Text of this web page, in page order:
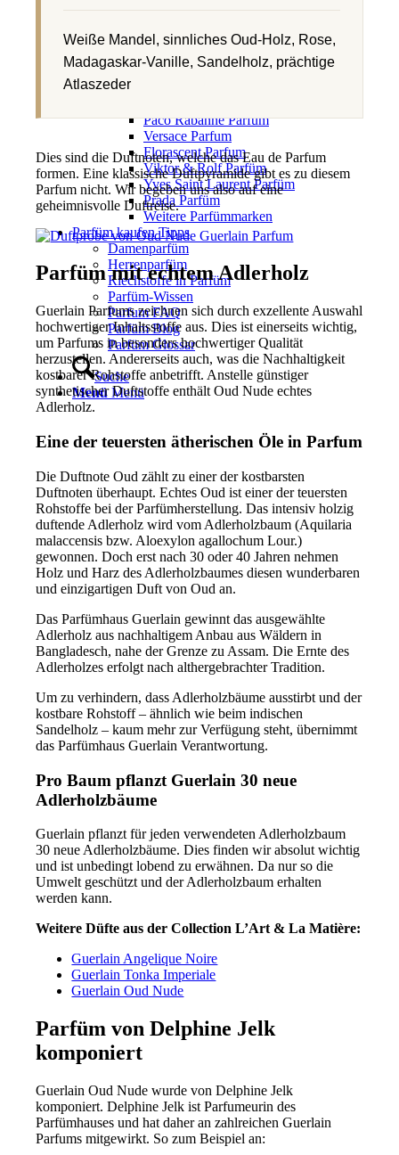
Dior Parfum
Dolce & Gabbana Parfum
Lacoste Parfum
Paco Rabanne Parfüm
Versace Parfum
Florascent Parfum
Viktor & Rolf Parfüm
Yves Saint Laurent Parfüm
Prada Parfüm
Weitere Parfümmarken
Parfüm kaufen Tipps
Damenparfüm
Herrenparfüm
Riechstoffe in Parfüm
Parfüm-Wissen
Parfum FAQ
Parfüm Blog
Parfüm Glossar
Suche
Menü Menü
Weiße Mandel, sinnliches Oud-Holz, Rose,
Madagaskar-Vanille, Sandelholz, prächtige
Atlaszeder
Dies sind die Duftnoten, welche das Eau de Parfum
formen. Eine klassische Duftpyramide gibt es zu diesem
Parfum nicht. Wir begeben uns also auf eine
geheimnisvolle Duftreise.
Parfüm mit echtem Adlerholz
Guerlain Parfums zeichnen sich durch exzellente Auswahl
hochwertiger Inhaltsstoffe aus. Dies ist einerseits wichtig,
um Parfums in besonders hochwertiger Qualität
herzustellen. Andererseits auch, was die Nachhaltigkeit
kostbarer Rohstoffe anbetrifft. Anstelle günstiger
synthetischer Duftstoffe enthält Oud Nude echtes
Adlerholz.
Eine der teuersten ätherischen Öle in Parfum
Die Duftnote Oud zählt zu einer der kostbarsten
Duftnoten überhaupt. Echtes Oud ist einer der teuersten
Rohstoffe bei der Parfümherstellung. Das intensiv holzig
duftende Adlerholz wird vom Adlerholzbaum (Aquilaria
malaccensis bzw. Aloexylon agallochum Lour.)
gewonnen. Doch erst nach 30 oder 40 Jahren nehmen
Holz und Harz des Adlerholzbaumes diesen wunderbaren
und einzigartigen Duft von Oud an.
Das Parfümhaus Guerlain gewinnt das ausgewählte
Adlerholz aus nachhaltigem Anbau aus Wäldern in
Bangladesch, nahe der Grenze zu Assam. Die Ernte des
Adlerholzes erfolgt nach althergebrachter Tradition.
Um zu verhindern, dass Adlerholzbäume ausstirbt und der
kostbare Rohstoff – ähnlich wie beim indischen
Sandelholz – kaum mehr zur Verfügung steht, übernimmt
das Parfümhaus Guerlain Verantwortung.
Pro Baum pflanzt Guerlain 30 neue
Adlerholzbäume
Guerlain pflanzt für jeden verwendeten Adlerholzbaum
30 neue Adlerholzbäume. Dies finden wir absolut wichtig
und ist unbedingt lobend zu erwähnen. Da nur so die
Umwelt geschützt und der Adlerholzbaum erhalten
werden kann.
Weitere Düfte aus der Collection L’Art & La Matière:
Guerlain Angelique Noire
Guerlain Tonka Imperiale
Guerlain Oud Nude
Parfüm von Delphine Jelk
komponiert
Guerlain Oud Nude wurde von Delphine Jelk
komponiert. Delphine Jelk ist Parfumeurin des
Parfümhauses und hat daher an zahlreichen Guerlain
Parfums mitgewirkt. So zum Beispiel an: